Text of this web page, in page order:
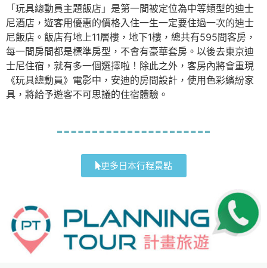
「玩具總動員主題飯店」是第一間被定位為中等類型的迪士
尼酒店，遊客用優惠的價格入住一生一定要住過一次的迪士
尼飯店。飯店有地上11層樓，地下1樓，總共有595間客房，
每一間房間都是標準房型，不會有豪華套房。以後去東京迪
士尼住宿，就有多一個選擇啦！除此之外，客房內將會重現
《玩具總動員》電影中，安迪的房間設計，使用色彩繽紛家
具，將給予遊客不可思議的住宿體驗。
更多日本行程景點